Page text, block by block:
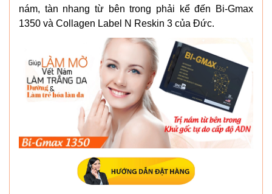
nám, tàn nhang từ bên trong phải kể đến Bi-Gmax
1350 và Collagen Label N Reskin 3 của Đức.